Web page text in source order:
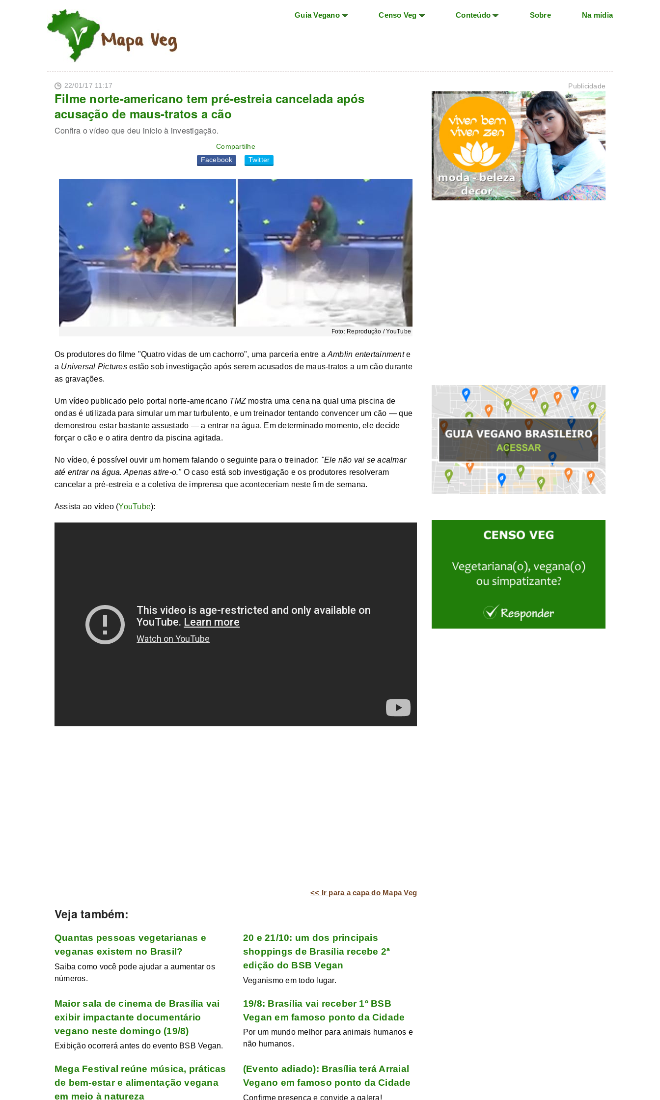
Guia Vegano Censo Veg Conteúdo Sobre Na mídia
22/01/17 11:17
Filme norte-americano tem pré-estreia cancelada após
acusação de maus-tratos a cão
Confira o vídeo que deu início à investigação.
Compartilhe
Facebook Twitter
Foto: Reprodução / YouTube
Os produtores do filme "Quatro vidas de um cachorro", uma parceria entre a Amblin entertainmente
a Universal Picturesestão sob investigação após serem acusados de maus-tratos a um cão durante
as gravações.
Um vídeo publicado pelo portal norte-americano TMZmostra uma cena na qual uma piscina de
ondas é utilizada para simular um mar turbulento, e um treinador tentando convencer um cão — que
demonstrou estar bastante assustado — a entrar na água. Em determinado momento, ele decide
forçar o cão e o atira dentro da piscina agitada.
No vídeo, é possível ouvir um homem falando o seguinte para o treinador: "Ele não vai se acalmar
até entrar na água. Apenas atire-o."O caso está sob investigação e os produtores resolveram
cancelar a pré-estreia e a coletiva de imprensa que aconteceriam neste fim de semana.
Assista ao vídeo (YouTube):
<< Ir para a capa do Mapa Veg
Veja também:
Quantas pessoas vegetarianas e
veganas existem no Brasil?
Saiba como você pode ajudar a aumentar os
números.
20 e 21/10: um dos principais
shoppings de Brasília recebe 2ª
edição do BSB Vegan
Veganismo em todo lugar.
Maior sala de cinema de Brasília vai
exibir impactante documentário
vegano neste domingo (19/8)
Exibição ocorrerá antes do evento BSB Vegan.
19/8: Brasília vai receber 1º BSB
Vegan em famoso ponto da Cidade
Por um mundo melhor para animais humanos e
não humanos.
Mega Festival reúne música, práticas
de bem-estar e alimentação vegana
em meio à natureza
(Evento adiado): Brasília terá Arraial
Vegano em famoso ponto da Cidade
Confirme presença e convide a galera!
Publicidade